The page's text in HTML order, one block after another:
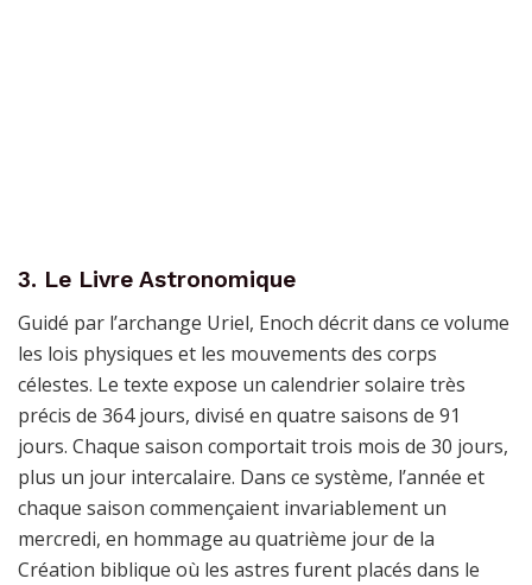
3. Le Livre Astronomique
Guidé par l’archange Uriel, Enoch décrit dans ce volume
les lois physiques et les mouvements des corps
célestes. Le texte expose un calendrier solaire très
précis de 364 jours, divisé en quatre saisons de 91
jours. Chaque saison comportait trois mois de 30 jours,
plus un jour intercalaire. Dans ce système, l’année et
chaque saison commençaient invariablement un
mercredi, en hommage au quatrième jour de la
Création biblique où les astres furent placés dans le